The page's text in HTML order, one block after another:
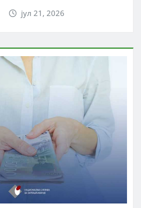
јул 21, 2026